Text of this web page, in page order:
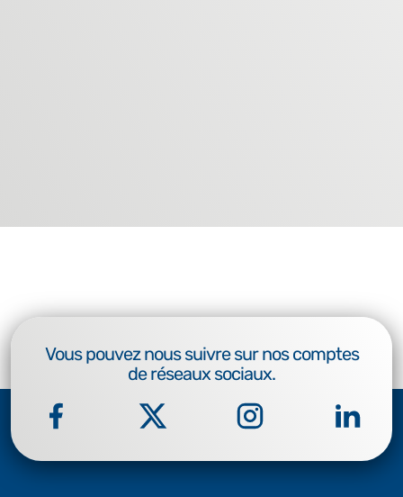
Vous pouvez nous suivre sur nos comptes
de réseaux sociaux.